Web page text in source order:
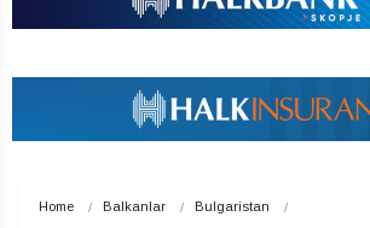
Home Balkanlar Bulgaristan